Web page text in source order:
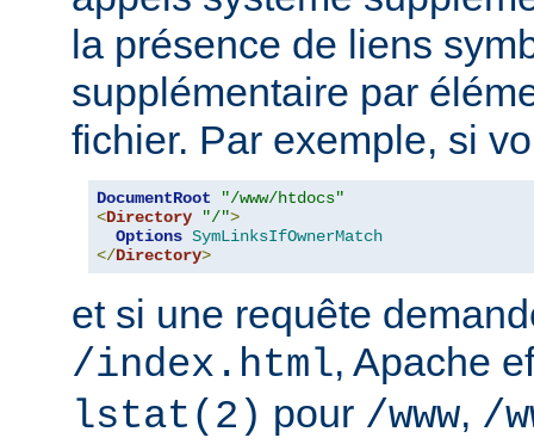
la présence de liens
supplémentaire par
fichier. Par exemple, si
DocumentRoot
"/www/htdocs"
<Directory "/">
Options SymLinksIfOwnerMatch
</Directory>
et si une requête
/index.html, Apache
lstat(2) pour /www, /